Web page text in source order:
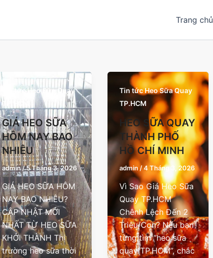
Trang chủ
Tin tức Heo Sữa Quay
TP.HCM
GIÁ HEO SỮA
HÔM NAY BAO
NHIÊU
admin/5 Tháng 3, 2026
GIÁ HEO SỮA HÔM
NAY BAO NHIÊU?
CẬP NHẬT MỚI
NHẤT TỪ HEO SỮA
KHỞI THÀNH Thị
trường heo sữa thời
Tin tức Heo Sữa Quay
TP.HCM
HEO SỮA QUAY
THÀNH PHỐ
HỒ CHÍ MINH
admin/4 Tháng 3, 2026
Vì Sao Giá Heo Sữa
Quay TP.HCM
Chênh Lệch Đến 2
Triệu/Con? Nếu bạn
từng tìm “heo sữa
quay TP.HCM”, chắc